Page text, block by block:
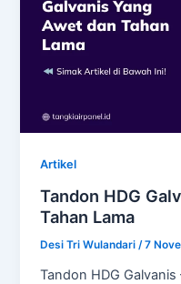
Artikel
Tandon HDG
Tahan Lama
Desi Tri Wulandari /7
Tandon HDG